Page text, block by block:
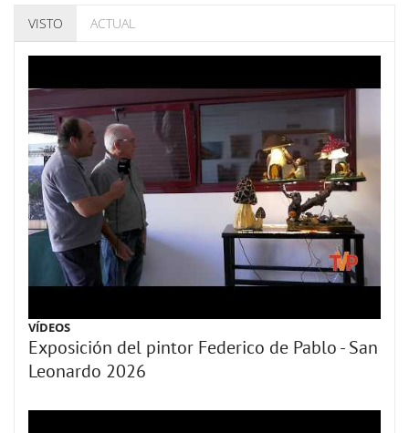
VISTO ACTUAL
VÍDEOS
Exposición del pintor Federico de Pablo - San
Leonardo 2026